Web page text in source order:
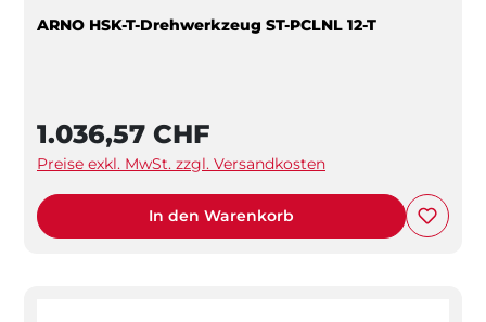
ARNO HSK-T-Drehwerkzeug ST-PCLNL 12-T
1.036,57 CHF
Preise exkl. MwSt. zzgl. Versandkosten
In den Warenkorb